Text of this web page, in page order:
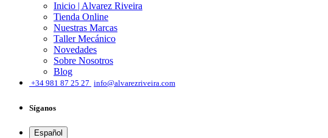
Inicio | Alvarez Riveira
Tienda Online
Nuestras Marcas
Taller Mecánico
Novedades
Sobre Nosotros
Blog
+34 981 87 25 27 info@alvarezriveira.com
Síganos
Español